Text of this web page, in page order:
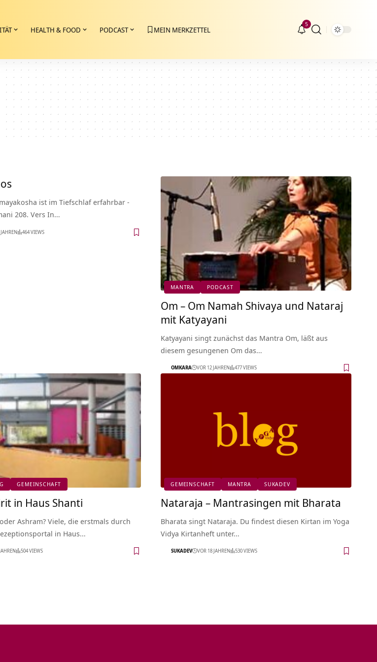
HEALTH & FOOD PODCAST MEIN MERKZETTEL
5
ist im Tiefschlaf erfahrbar -
208. Vers In…
464 VIEWS
MANTRA PODCAST
Om – Om Namah Shivaya und Nataraj
mit Katyayani
Katyayani singt zunächst das Mantra Om, läßt aus
diesem gesungenen Om das…
OMKARA VOR 12 JAHREN 477 VIEWS
GEMEINSCHAFT
in Haus Shanti
Ashram? Viele, die erstmals durch
in Haus…
504 VIEWS
GEMEINSCHAFT MANTRA SUKADEV
Nataraja – Mantrasingen mit Bharata
Bharata singt Nataraja. Du findest diesen Kirtan im Yoga
Vidya Kirtanheft unter…
SUKADEV VOR 18 JAHREN 530 VIEWS